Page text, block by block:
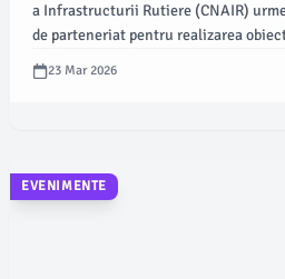
a Infrastructurii Rutiere (CNAIR)
de parteneriat pentru realizarea
„Varianta de ocolire Galați”.
portalul oficial al CJ Galați.
23 Mar 2026
EVENIMENTE